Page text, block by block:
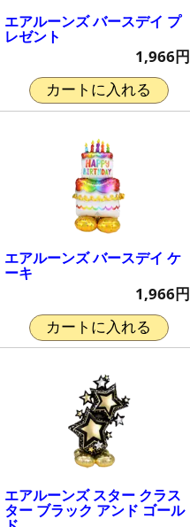
エアルーンズ バースデイ プ
レゼント
1,966円
カートに入れる
エアルーンズ バースデイ ケ
ーキ
1,966円
カートに入れる
エアルーンズ スター クラス
ター ブラック アンド ゴール